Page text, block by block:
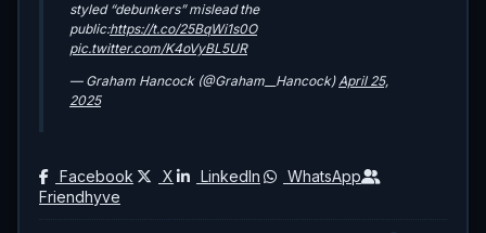
styled “debunkers” mislead the
public:https://t.co/25BqWi1s0O
pic.twitter.com/K4oVyBL5UR
— Graham Hancock (@Graham__Hancock)April 25,
2025
Facebook X LinkedIn
WhatsApp
Friendhyve